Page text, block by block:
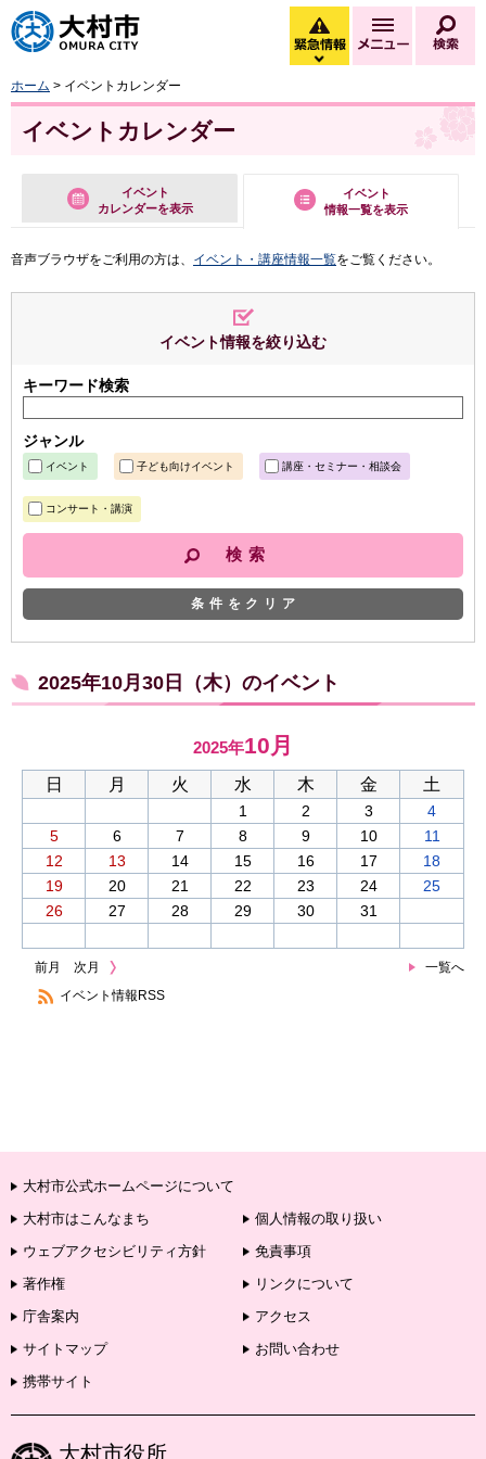
大村市
緊急情報
緊急情報を開く
メニュー
ホーム > イベントカレンダー
イベントカレンダー
イベント
カレンダーを表示
イベント
情報一覧を表示
音声ブラウザをご利用の方は、 イベント・講座情報一覧をご覧ください。
イベント情報を絞り込む
キーワード検索
ジャンル
イベント 子ども向けイベント 講座・セミナー・相談会
コンサート・講演
条件をクリア
2025年10月30日（木）のイベント
2025年10月
日 月 火 水 木 金 土
1 2 3
4
5
6 7 8 9 10
11
12
13 14 15 16 17
18
19
20 21 22 23 24
25
26
27 28 29 30 31
前月 一覧へ
次月
イベント情報RSS
大村市公式ホームページについて
大村市はこんなまち
個人情報の取り扱い
ウェブアクセシビリティ方針
免責事項
著作権
リンクについて
庁舎案内
アクセス
サイトマップ
お問い合わせ
携帯サイト
大村市役所